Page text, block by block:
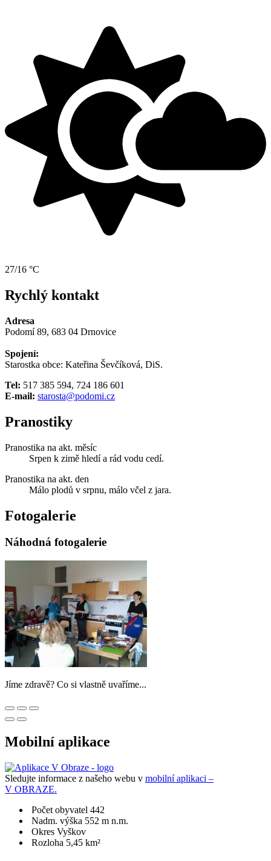
27/16 °C
Rychlý kontakt
Adresa
Podomí 89, 683 04 Drnovice
Spojení:
Starostka obce: Kateřina Ševčíková, DiS.
Tel: 517 385 594, 724 186 601
E-mail: starosta@podomi.cz
Pranostiky
Pranostika na akt. měsíc
Srpen k zimě hledí a rád vodu cedí.
Pranostika na akt. den
Málo plodů v srpnu, málo včel z jara.
Fotogalerie
Náhodná fotogalerie
Jíme zdravě? Co si vlastně uvaříme...
Mobilní aplikace
Sledujte informace z našeho webu v mobilní aplikaci –
V OBRAZE.
Počet obyvatel 442
Nadm. výška 552 m n.m.
Okres Vyškov
Rozloha 5,45 km²